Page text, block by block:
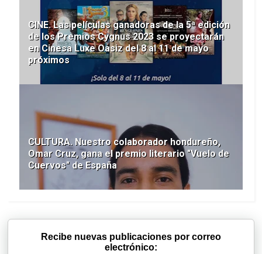
CINE. Las películas ganadoras de la 5ª edición
de los Premios Cygnus 2023 se proyectarán
en Cinesa Luxe Oasiz del 8 al 11 de mayo
próximos
CULTURA. Nuestro colaborador hondureño,
Omar Cruz, gana el premio literario "Vuelo de
Cuervos" de España
Recibe nuevas publicaciones por correo
electrónico: